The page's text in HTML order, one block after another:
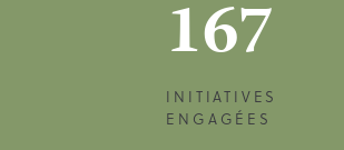
167
INITIATIVES
ENGAGÉES